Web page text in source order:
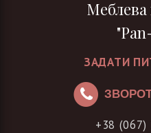
Меблева
ЗАДАТИ
+38 (067)